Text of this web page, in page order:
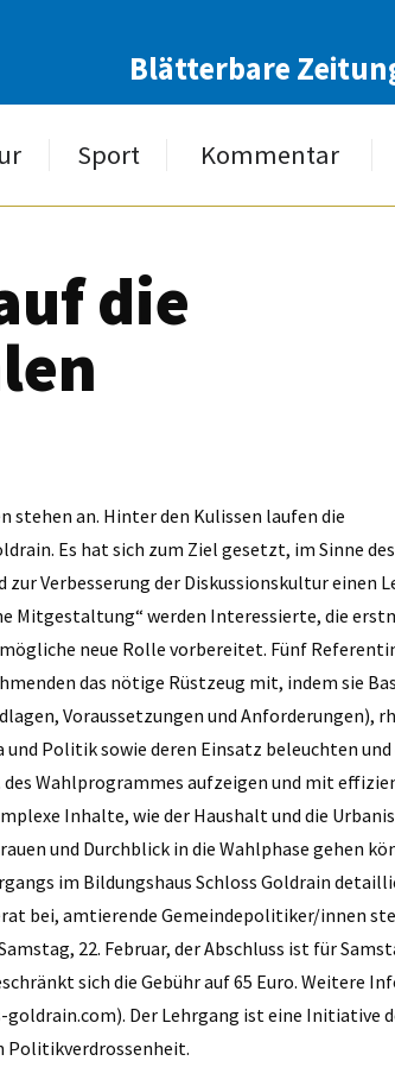
Blätterbare
Sport Kommentar
die
stehen an. Hinter den Kulissen laufen die
Es hat sich zum Ziel gesetzt, im Sinne des
Verbesserung der Diskussionskultur einen
Mitgestaltung“ werden Interessierte, die
neue Rolle vorbereitet. Fünf
das nötige Rüstzeug mit, indem sie
Voraussetzungen und Anforderungen),
und Politik sowie deren Einsatz beleuchten und
Wahlprogrammes aufzeigen und mit
Inhalte, wie der Haushalt und die
und Durchblick in die Wahlphase gehen
im Bildungshaus Schloss Goldrain
bei, amtierende Gemeindepolitiker/innen
22. Februar, der Abschluss ist für
sich die Gebühr auf 65 Euro. Weitere
goldrain.com). Der Lehrgang ist eine Initiative
Politikverdrossenheit.